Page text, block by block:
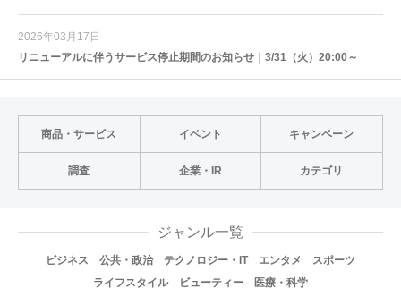
2026年03月17日
リニューアルに伴うサービス停止期間のお知らせ｜3/31（火）20:00～
商品・サービス イベント キャンペーン
調査 企業・IR カテゴリ
ジャンル一覧
ビジネス 公共・政治 テクノロジー・IT エンタメ
スポーツ
ライフスタイル
ビューティー 医療・科学